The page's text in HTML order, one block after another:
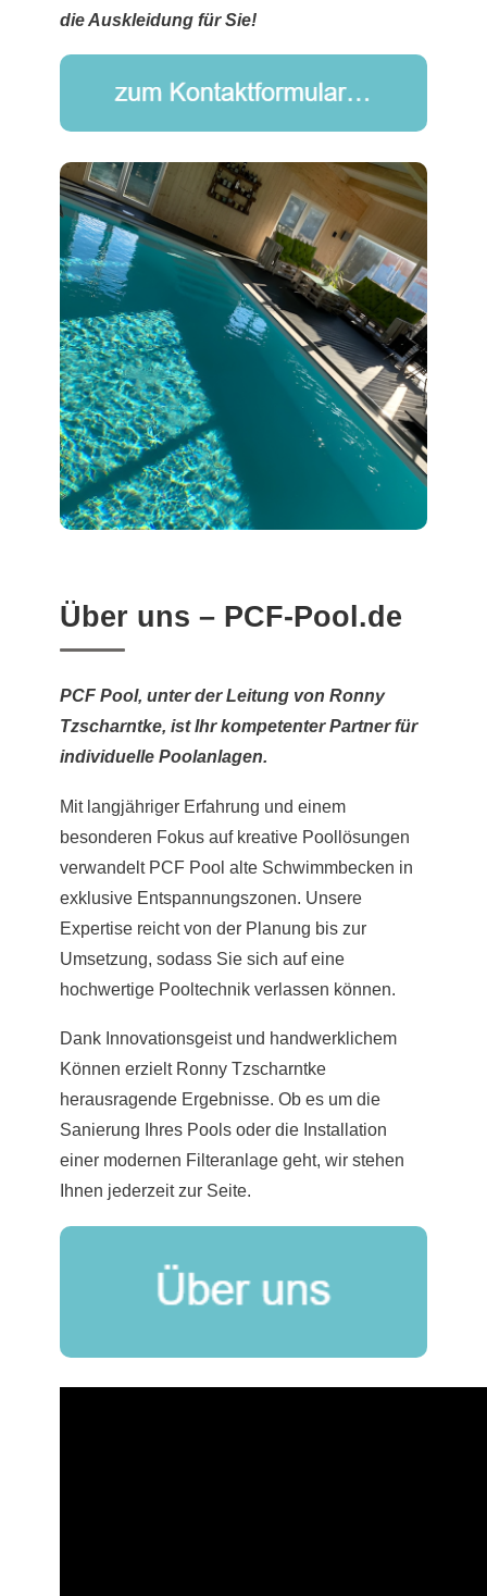
die Auskleidung für Sie!
Über uns – PCF-Pool.de
PCF Pool, unter der Leitung von Ronny
Tzscharntke, ist Ihr kompetenter Partner für
individuelle Poolanlagen.
Mit langjähriger Erfahrung und einem
besonderen Fokus auf kreative Poollösungen
verwandelt PCF Pool alte Schwimmbecken in
exklusive Entspannungszonen. Unsere
Expertise reicht von der Planung bis zur
Umsetzung, sodass Sie sich auf eine
hochwertige Pooltechnik verlassen können.
Dank Innovationsgeist und handwerklichem
Können erzielt Ronny Tzscharntke
herausragende Ergebnisse. Ob es um die
Sanierung Ihres Pools oder die Installation
einer modernen Filteranlage geht, wir stehen
Ihnen jederzeit zur Seite.